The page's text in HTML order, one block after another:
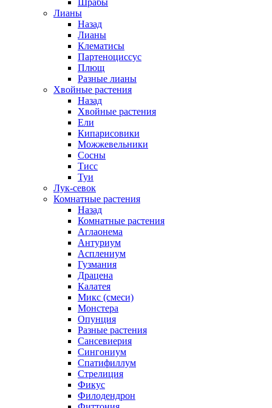
Шрабы
Лианы
Назад
Лианы
Клематисы
Партеноциссус
Плющ
Разные лианы
Хвойные растения
Назад
Хвойные растения
Ели
Кипарисовики
Можжевельники
Сосны
Тисс
Туи
Лук-севок
Комнатные растения
Назад
Комнатные растения
Аглаонема
Антуриум
Асплениум
Гузмания
Драцена
Калатея
Микс (смеси)
Монстера
Опунция
Разные растения
Сансевиерия
Сингониум
Спатифиллум
Стрелиция
Фикус
Филодендрон